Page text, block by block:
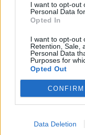
I want to opt-out
Personal Data
Opted In
I want to opt-out
Retention, Sale,
Personal Data
Purposes for
Opted Out
CONFIRM
Data Deletion
«j2us». “αέρα”
λόγια
μετά
Τα την
Είμαστε